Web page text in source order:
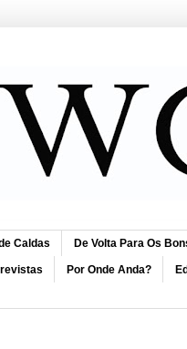
Caldas De Volta Para Os
Por Onde Anda?